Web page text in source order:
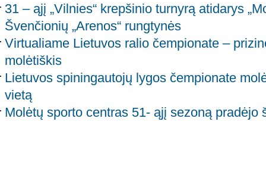
31 – ąjį „Vilnies“ krepšinio turnyrą atidarys
Švenčionių „Arenos“ rungtynės
Virtualiame Lietuvos ralio čempionate –
molėtiškis
Lietuvos spiningautojų lygos čempionate
vietą
Molėtų sporto centras 51- ąjį sezoną pradėjo